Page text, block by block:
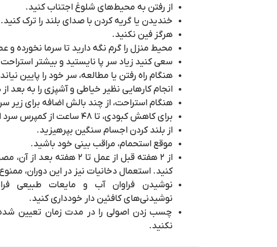
از رفتن به محیط‌های شلوغ اجتناب کنید.
خندیدن یا گریه کردن با صدای بلند را ترک کنید.
هرگز فین نکنید.
محیط منزل را گرم نگه دارید تا سرما نخورده و
سعی کنید زیاد سر پا نایستید و بیشتر
هنگام راه رفتن یا مطالعه، سر خود را پایین
انجام کارهایی نظیر خیاطی و آشپزی را به بعد
هنگام استراحت، از چند بالش اضافه برای زیر
برای کاهش کبودی، تا ۴۸ ساعت از کمپرس سرد استفاده کنید.
از بلند کردن اجسام سنگین بپرهیزید.
موقع استحمام، مراقب بینی خود باشید.
از ۲ هفته قبل از عمل تا ۲
کنید. استعمال دخانیات نیز در این دوران،
نوشیدن فراوان آب و مایعات طبیعی
نوشیدنی‌های کافئین دار خودداری کنید.
چسب زدن اصولی را در مدت زمان تعیین
نکنید.